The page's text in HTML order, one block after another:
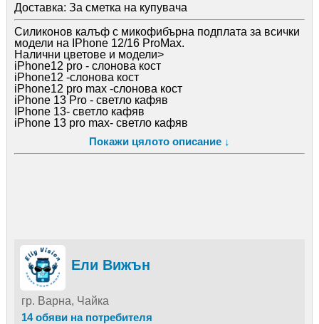
Доставка: За сметка на купувача
Силиконов калъф с микофибърна подплата за всички
модели на IPhone 12/16 ProMax.
Налични цветове и модели>
iPhone12 pro - слонова кост
iPhone12 -слонова кост
iPhone12 pro max -слонова кост
iPhone 13 Pro - светло кафяв
IPhone 13- светло кафяв
iPhone 13 pro max- светло кафяв
iPhone 14 Pro Max- сиво
iPhone 14- сиво
За Варна безплатна доставка до офис на Еконт,
Покажи цялото описание ↓
Ели Вижън
гр. Варна, Чайка
14 обяви на потребителя